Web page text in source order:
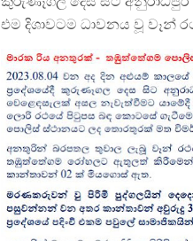
එම දිශාවටම ධාවනය වූ වෑන්